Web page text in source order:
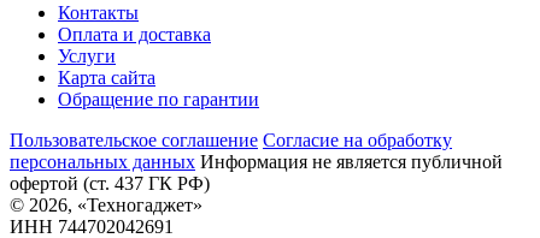
Контакты
Оплата и доставка
Услуги
Карта сайта
Обращение по гарантии
Пользовательское соглашение Cогласие на обработку
персональных данных Информация не является публичной
офертой (ст. 437 ГК РФ)
© 2026, «Техногаджет»
ИНН 744702042691